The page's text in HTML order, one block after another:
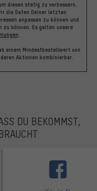
diesen stetig zu verbessern.
die Daten Deiner letzten
anpassen zu können und
zu können. Es gelten unsere
.
einem Mindestbestellwert von
Aktionen kombinierbar.
DU BEKOMMST,